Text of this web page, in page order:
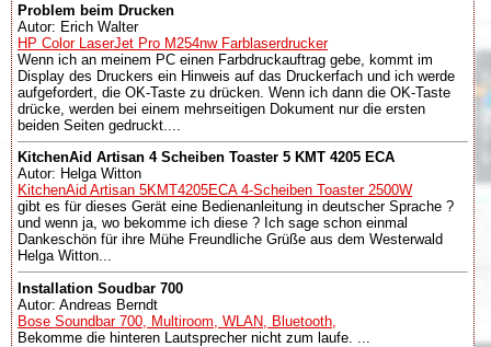
Problem beim Drucken
Autor: Erich Walter
HP Color LaserJet Pro M254nw Farblaserdrucker
Wenn ich an meinem PC einen Farbdruckauftrag gebe, kommt im
Display des Druckers ein Hinweis auf das Druckerfach und ich werde
aufgefordert, die OK-Taste zu drücken. Wenn ich dann die OK-Taste
drücke, werden bei einem mehrseitigen Dokument nur die ersten
beiden Seiten gedruckt....
KitchenAid Artisan 4 Scheiben Toaster 5 KMT 4205 ECA
Autor: Helga Witton
KitchenAid Artisan 5KMT4205ECA 4-Scheiben Toaster 2500W
gibt es für dieses Gerät eine Bedienanleitung in deutscher Sprache ?
und wenn ja, wo bekomme ich diese ? Ich sage schon einmal
Dankeschön für ihre Mühe Freundliche Grüße aus dem Westerwald
Helga Witton...
Installation Soudbar 700
Autor: Andreas Berndt
Bose Soundbar 700, Multiroom, WLAN, Bluetooth,
Bekomme die hinteren Lautsprecher nicht zum laufe. ...